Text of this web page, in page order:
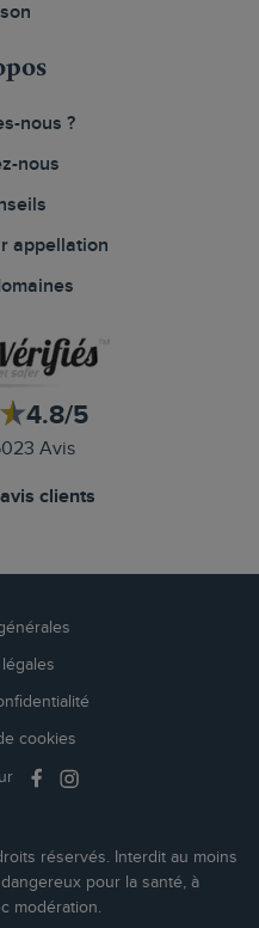
nous ?
nous
appellation
4.8/5
Avis
clients
cookies
réservés. Interdit au moins
pour la santé, à
modération.